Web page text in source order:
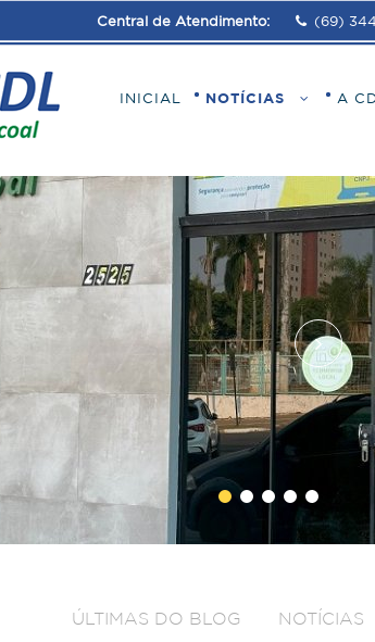
Central de Atendimento: (69)
INICIAL NOTÍCIAS A
ÚLTIMAS DO BLOG NOTÍCIAS